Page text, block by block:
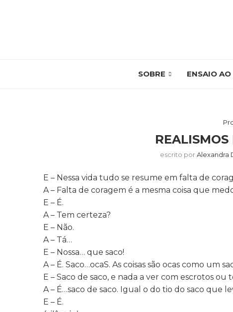
SOBRE ENSAIO
escrito porAlexandra
E – Nessa vida tudo se resume em falta de
A – Falta de coragem é a mesma coisa que
E – É.
A – Tem certeza?
E – Não.
A – Tá…
E – Nossa… que saco!
A – É. Saco…ocaS. As coisas são ocas como um
E – Saco de saco, e nada a ver com escrotos ou
A – É…saco de saco. Igual o do tio do saco que
E – É.